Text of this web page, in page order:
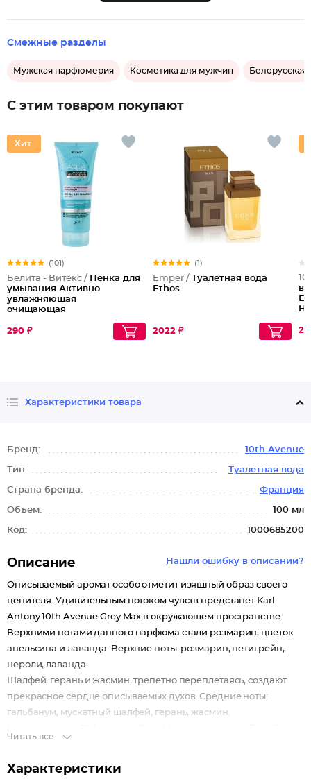
Смежные разделы
Мужская парфюмерия Косметика для мужчин Белорусская
С этим товаром покупают
(101)
Белита - Витекс / Пенка для
умывания Активно
увлажняющая
очищающая
290 ₽
(1)
Emper / Туалетная вода
Ethos
2022 ₽
Характеристики товара
Бренд: 10th Avenue
Тип: Туалетная вода
Страна бренда: Франция
Объем: 100 мл
Код: 1000685200
Нашли ошибку в описании?
Описание
Описываемый аромат особо отметит изящный образ своего
ценителя. Удивительным потоком чувств предстанет Karl
Antony 10th Avenue Grey Max в окружающем пространстве.
Верхними нотами данного парфюма стали розмарин, цветок
апельсина и лаванда. Верхние ноты: розмарин, петигрейн,
нероли, лаванда.
Шалфей, герань и жасмин, трепетно переплетаясь, создают
прекрасное сердце описываемых духов. Средние ноты:
гальбанум, мускатный шалфей, герань, жасмин.
Читать все
Характеристики